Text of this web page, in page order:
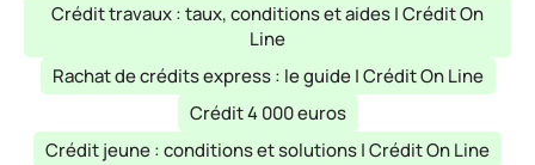
Crédit travaux : taux, conditions et aides | Crédit On
Line
Rachat de crédits express : le guide | Crédit On Line
Crédit 4 000 euros
Crédit jeune : conditions et solutions | Crédit On Line